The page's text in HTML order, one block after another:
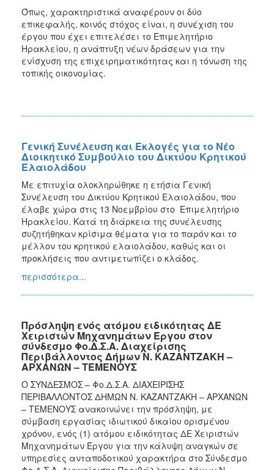
Όπως, χαρακτηριστικά αναφέρουν οι δύο
επικεφαλής, κοινός στόχος είναι, η συνέχιση του
έργου που έχει επιτελέσει το Επιμελητήριο
Ηρακλείου, η ανάπτυξη νέων δράσεων για την
ενίσχυση της επιχειρηματικότητας και η τόνωση της
τοπικής οικονομίας.
Γενική Συνέλευση και Εκλογές για το Νέο
Διοικητικό Συμβούλιο του Δικτύου Κρητικού
Ελαιολάδου
Με επιτυχία ολοκληρώθηκε η ετήσια Γενική
Συνέλευση του Δικτύου Κρητικού Ελαιολάδου, που
έλαβε χώρα στις 13 Νοεμβρίου στο Επιμελητήριο
Ηρακλείου. Κατά τη διάρκεια της συνέλευσης
συζητήθηκαν κρίσιμα θέματα για το παρόν και το
μέλλον του κρητικού ελαιολάδου, καθώς και οι
προκλήσεις που αντιμετωπίζει ο κλάδος.
περισσότερα...
Πρόσληψη ενός ατόμου ειδικότητας ΔΕ
Χειριστών Μηχανημάτων Έργου στον
σύνδεσμο Φο.Δ.Σ.Α. Διαχείρισης
Περιβάλλοντος Δήμων Ν. ΚΑΖΑΝΤΖΑΚΗ –
ΑΡΧΑΝΩΝ – ΤΕΜΕΝΟΥΣ
Ο ΣΥΝΔΕΣΜΟΣ – Φο.Δ.Σ.Α. ΔΙΑΧΕΙΡΙΣΗΣ
ΠΕΡΙΒΑΛΛΟΝΤΟΣ ΔΗΜΩΝ Ν. ΚΑΖΑΝΤΖΑΚΗ – ΑΡΧΑΝΩΝ
– ΤΕΜΕΝΟΥΣ ανακοινώνει την πρόσληψη, με
σύμβαση εργασίας ιδιωτικού δικαίου ορισμένου
χρόνου, ενός (1) ατόμου ειδικότητας ΔΕ Χειριστών
Μηχανημάτων Έργου για την κάλυψη αναγκών σε
υπηρεσίες ανταποδοτικού χαρακτήρα στο Σύνδεσμο